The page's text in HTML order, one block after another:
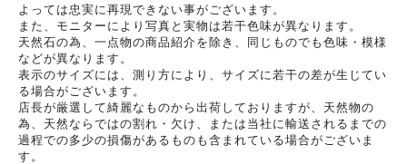
よっては忠実に再現できない事がございます。
また、モニターにより写真と実物は若干色味が異なります。
天然石の為、一点物の商品紹介を除き、同じものでも色味・模様
などが異なります。
表示のサイズには、測り方により、サイズに若干の差が生じてい
る場合がございます。
店長が厳選して綺麗なものから出荷しておりますが、天然物の
為、天然ならではの割れ・欠け、または当社に輸送されるまでの
過程での多少の損傷があるものも含まれている場合がございま
す。